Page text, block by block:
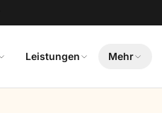
Leistungen Mehr